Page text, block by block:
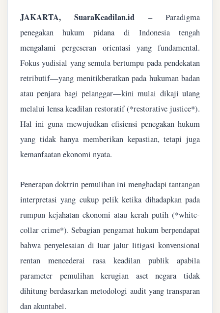
JAKARTA, SuaraKeadilan.id – Paradigma
penegakan hukum pidana di Indonesia tengah
mengalami pergeseran orientasi yang fundamental.
Fokus yudisial yang semula bertumpu pada pendekatan
retributif—yang menitikberatkan pada hukuman badan
atau penjara bagi pelanggar—kini mulai dikaji ulang
melalui lensa keadilan restoratif (*restorative justice*).
Hal ini guna mewujudkan efisiensi penegakan hukum
yang tidak hanya memberikan kepastian, tetapi juga
kemanfaatan ekonomi nyata.
Penerapan doktrin pemulihan ini menghadapi tantangan
interpretasi yang cukup pelik ketika dihadapkan pada
rumpun kejahatan ekonomi atau kerah putih (*white-
collar crime*). Sebagian pengamat hukum berpendapat
bahwa penyelesaian di luar jalur litigasi konvensional
rentan mencederai rasa keadilan publik apabila
parameter pemulihan kerugian aset negara tidak
dihitung berdasarkan metodologi audit yang transparan
dan akuntabel.